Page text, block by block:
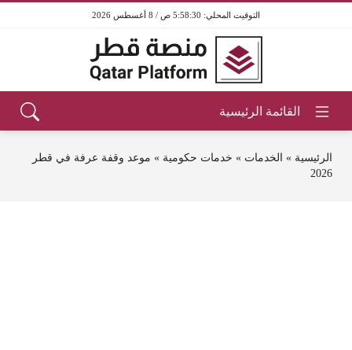
5:58:30 ص / 8 أغسطس 2026
الرئيسية » الخدمات » خدمات حكومية » موعد وقفة عرفة في قطر
2026